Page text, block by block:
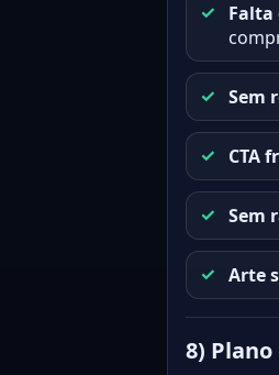
Falta
Sem
CTA
Sem
Arte
8)